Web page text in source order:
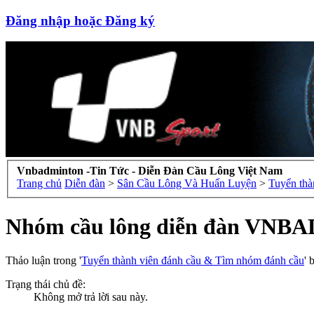
Đăng nhập hoặc Đăng ký
Vnbadminton -Tin Tức - Diễn Đàn Cầu Lông Việt Nam
Trang chủ Diễn đàn > Sân Cầu Lông Và Huấn Luyện > Tuyển
Nhóm cầu lông diễn đàn
Thảo luận trong 'Tuyển thành viên đánh cầu & Tìm nhóm đánh cầu'
Trạng thái chủ đề:
Không mở trả lời sau này.